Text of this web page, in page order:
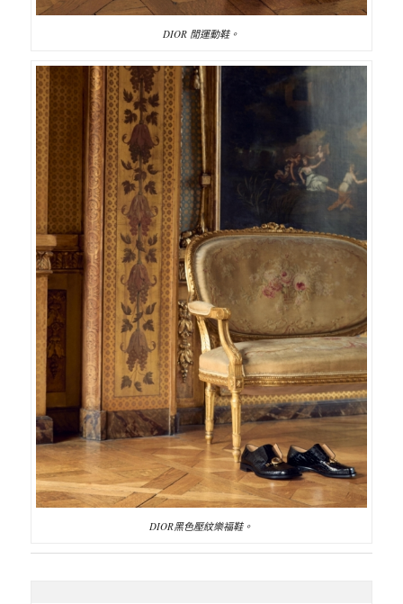
DIOR 閒運動鞋。
DIOR黑色壓紋樂福鞋。